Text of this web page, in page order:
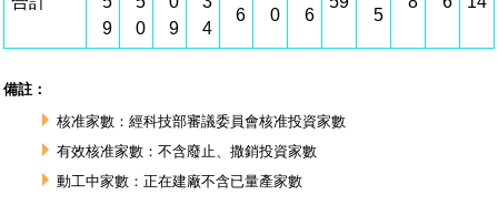
「沙崙生態科學園區生態保育協作平台」公開資訊
網站
電子公文交換